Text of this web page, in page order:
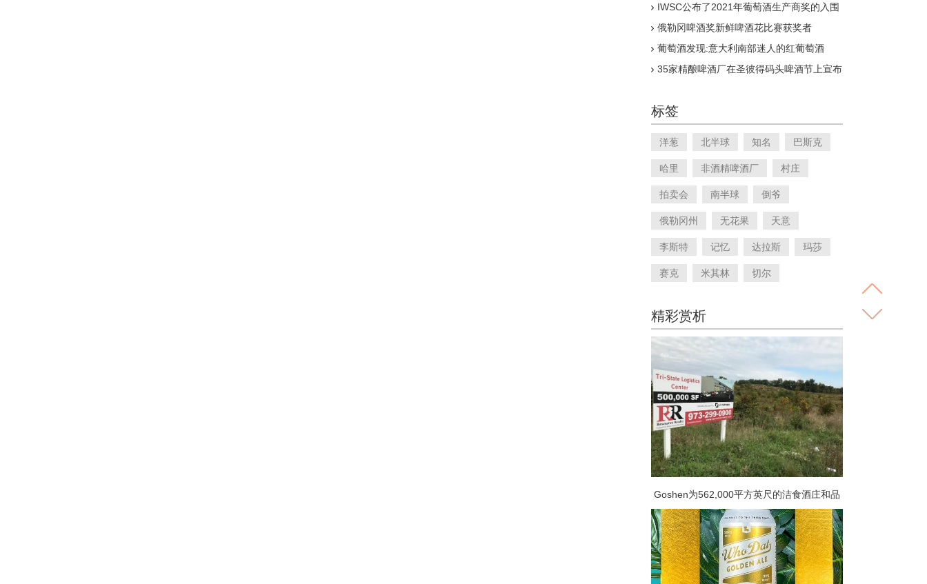
IWSC公布了2021年葡萄酒生产商奖的入围
俄勒冈啤酒奖新鲜啤酒花比赛获奖者
葡萄酒发现:意大利南部迷人的红葡萄酒
35家精酿啤酒厂在圣彼得码头啤酒节上宣布
标签
洋葱 北半球 知名 巴斯克
哈里 非酒精啤酒厂 村庄
拍卖会 南半球 倒爷
俄勒冈州 无花果 天意
李斯特 记忆 达拉斯 玛莎
赛克 米其林 切尔
精彩赏析
Goshen为562,000平方英尺的洁食酒庄和品
酒室计划举行听证会